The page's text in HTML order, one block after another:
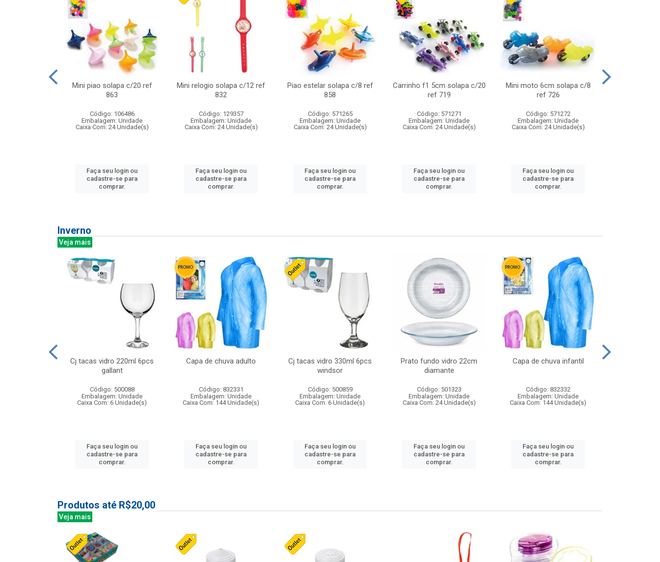
Mini piao solapa c/20 ref
863
Código: 106486
Embalagem: Unidade
Caixa Com: 24 Unidade(s)
Faça seu login ou
cadastre-se para
comprar.
Mini relogio solapa c/12 ref
832
Código: 129357
Embalagem: Unidade
Caixa Com: 24 Unidade(s)
Faça seu login ou
cadastre-se para
comprar.
Piao estelar solapa c/8 ref
858
Código: 571265
Embalagem: Unidade
Caixa Com: 24 Unidade(s)
Faça seu login ou
cadastre-se para
comprar.
Carrinho f1 5cm solapa c/20
ref 719
Código: 571271
Embalagem: Unidade
Caixa Com: 24 Unidade(s)
Faça seu login ou
cadastre-se para
comprar.
Mini moto 6cm solapa c/8
ref 726
Código: 571272
Embalagem: Unidade
Caixa Com: 24 Unidade(s)
Faça seu login ou
cadastre-se para
comprar.
Inverno
Veja mais
Cj tacas vidro 220ml 6pcs
gallant
Código: 500088
Embalagem: Unidade
Caixa Com: 6 Unidade(s)
Faça seu login ou
cadastre-se para
comprar.
Capa de chuva adulto
Código: 832331
Embalagem: Unidade
Caixa Com: 144 Unidade(s)
Faça seu login ou
cadastre-se para
comprar.
Cj tacas vidro 330ml 6pcs
windsor
Código: 500859
Embalagem: Unidade
Caixa Com: 6 Unidade(s)
Faça seu login ou
cadastre-se para
comprar.
Prato fundo vidro 22cm
diamante
Código: 501323
Embalagem: Unidade
Caixa Com: 24 Unidade(s)
Faça seu login ou
cadastre-se para
comprar.
Capa de chuva infantil
Código: 832332
Embalagem: Unidade
Caixa Com: 144 Unidade(s)
Faça seu login ou
cadastre-se para
comprar.
Produtos até R$20,00
Veja mais